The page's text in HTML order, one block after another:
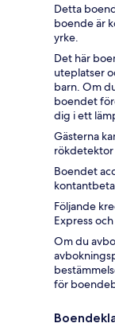
Detta
boende är
yrke.
Det här
uteplatser
barn. Om
boendet
dig i ett
Gästerna
Boendet
Följande
Express
Om du
för